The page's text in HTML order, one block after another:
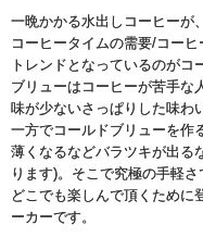
一晩かかる水出しコーヒーが
コーヒータイムの需要/コー
トレンドとなっているのがコ
ブリューはコーヒーが苦手な
味が少ないさっぱりした味わ
一方でコールドブリューを作
薄くなるなどバラツキが出る
ります)。そこで究極の手軽
どこでも楽しんで頂くために
ーカーです。